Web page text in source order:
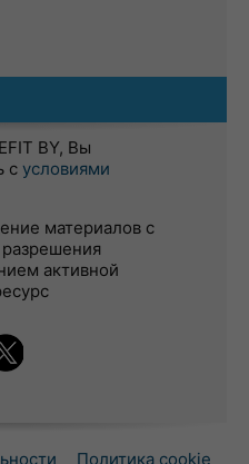
BY, Вы
с условиями
материалов с
активной
Политика cookie